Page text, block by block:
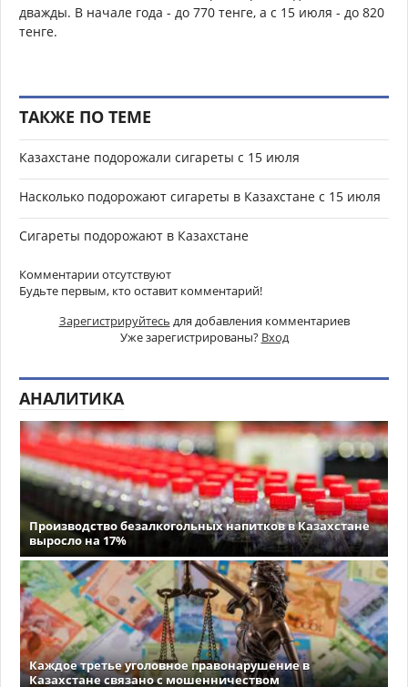
дважды. В начале года - до 770 тенге, а с 15 июля - до 820
тенге.
ТАКЖЕ ПО ТЕМЕ
Казахстане подорожали сигареты с 15 июля
Насколько подорожают сигареты в Казахстане с 15 июля
Сигареты подорожают в Казахстане
Комментарии отсутствуют
Будьте первым, кто оставит комментарий!
Зарегистрируйтесь для добавления комментариев
Уже зарегистрированы? Вход
АНАЛИТИКА
Производство безалкогольных напитков в Казахстане
выросло на 17%
Каждое третье уголовное правонарушение в
Казахстане связано с мошенничеством